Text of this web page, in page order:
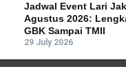
Jadwal Event Lari
Agustus 2026:
GBK Sampai TMII
29 July 2026